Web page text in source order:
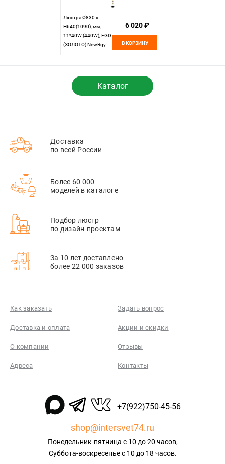
Люстра Ø830 x
H640(1090), мм,
11*40W (440W), FGD
(ЗОЛОТО) NewRgy
6 020 ₽
В КОРЗИНУ
Каталог
Доставка
по всей России
Более 60 000
моделей в каталоге
Подбор люстр
по дизайн-проектам
За 10 лет доставлено
более 22 000 заказов
Как заказать Задать вопрос
Доставка и оплата Акции и скидки
О компании Отзывы
Адреса Контакты
+7(922)750-45-56
shop@intersvet74.ru
Понедельник-пятница с 10 до 20 часов,
Суббота-воскресенье с 10 до 18 часов.